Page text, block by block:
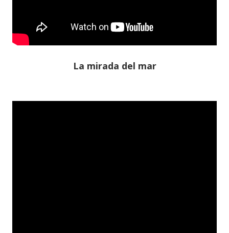
La mirada del mar